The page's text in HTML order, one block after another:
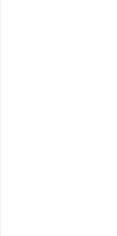
Ремонт